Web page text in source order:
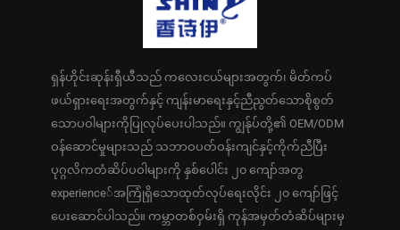
ရှန်ဟိုင်းဆုန်းရှီယီသည် ကလေးငယ်များအတွက်၊ မိတ်ကပ်
ဖယ်ရှားရေးအတွက်နှင့် ကျန်းမာရေးနှင့်ညီညွတ်သောစိုစွတ်
သောပဝါများကိုပြုလုပ်ပေးပါသည်။ ကျွန်ုပ်တို့၏ OEM/ODM
ဝန်ဆောင်မှုများသည် သဘာဝပတ်ဝန်းကျင်နှင့်ကိုက်ညီပြီး
ပုဂ္ဂလိကတံဆိပ်ပဝါများကို နှစ်ပေါင်း ၂၀ ကျော်အတွ
experience်အကြုံရှိသောထုတ်လုပ်ရေးလိုင်း ၂၀ ကျော်ဖြင့်
ပေးဆောင်ပါသည်။ ကမ္ဘာတစ်ဝှမ်းရှိ ကုန်အမှတ်တံဆိပ်များမှ